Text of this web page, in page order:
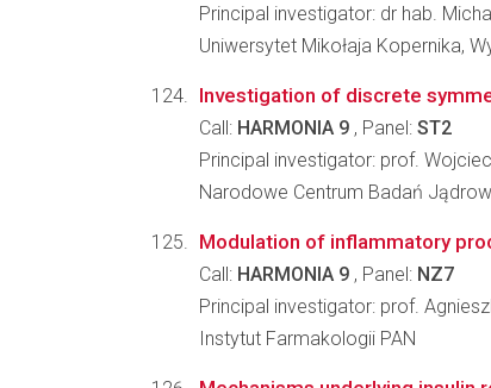
Principal investigator: dr hab.
Uniwersytet Mikołaja Kopernika,
Investigation of discrete
Call: HARMONIA 9 , Panel: ST2
Principal investigator: prof.
Narodowe Centrum Badań
Modulation of inflammatory
Call: HARMONIA 9 , Panel: NZ7
Principal investigator: prof.
Instytut Farmakologii PAN